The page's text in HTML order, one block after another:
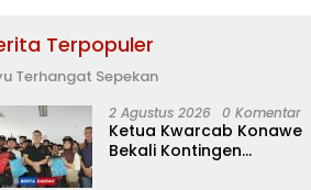
Terpopuler
Terhangat Sepekan
2 Agustus 2026 0 Komentar
Ketua Kwarcab Konawe
Bekali Kontingen